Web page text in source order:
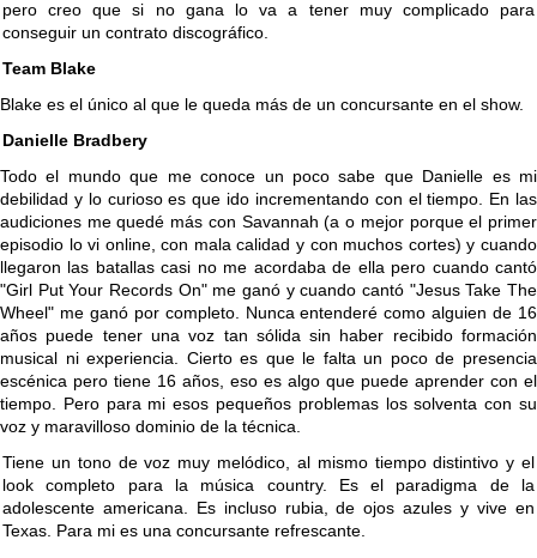
pero creo que si no gana lo va a tener muy complicado para
conseguir un contrato discográfico.
Team Blake
Blake es el único al que le queda más de un concursante en el show.
Danielle Bradbery
Todo el mundo que me conoce un poco sabe que Danielle es mi
debilidad y lo curioso es que ido incrementando con el tiempo. En las
audiciones me quedé más con Savannah (a o mejor porque el primer
episodio lo vi online, con mala calidad y con muchos cortes) y cuando
llegaron las batallas casi no me acordaba de ella pero cuando cantó
"Girl Put Your Records On" me ganó y cuando cantó "Jesus Take The
Wheel" me ganó por completo. Nunca entenderé como alguien de 16
años puede tener una voz tan sólida sin haber recibido formación
musical ni experiencia. Cierto es que le falta un poco de presencia
escénica pero tiene 16 años, eso es algo que puede aprender con el
tiempo. Pero para mi esos pequeños problemas los solventa con su
voz y maravilloso dominio de la técnica.
Tiene un tono de voz muy melódico, al mismo tiempo distintivo y el
look completo para la música country. Es el paradigma de la
adolescente americana. Es incluso rubia, de ojos azules y vive en
Texas. Para mi es una concursante refrescante.